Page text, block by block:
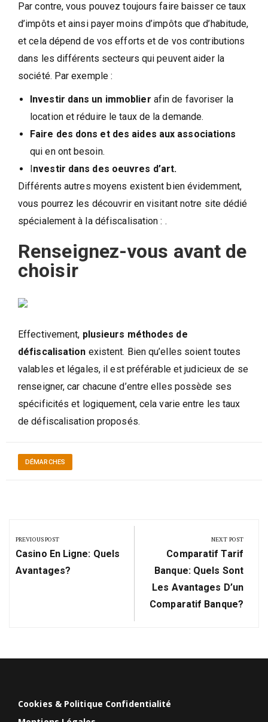
Par contre, vous pouvez toujours faire baisser ce taux
d’impôts et ainsi payer moins d’impôts que d’habitude,
et cela dépend de vos efforts et de vos contributions
dans les différents secteurs qui peuvent aider la
société. Par exemple :
Investir dans un immoblier afin de favoriser la
location et réduire le taux de la demande.
Faire des dons et des aides aux associations
qui en ont besoin.
Investir dans des oeuvres d’art.
Différents autres moyens existent bien évidemment,
vous pourrez les découvrir en visitant notre site dédié
spécialement à la défiscalisation : .
Renseignez-vous avant de
choisir
Effectivement, plusieurs méthodes de
défiscalisation existent. Bien qu’elles soient toutes
valables et légales, il est préférable et judicieux de se
renseigner, car chacune d’entre elles possède ses
spécificités et logiquement, cela varie entre les taux
de défiscalisation proposés.
DÉMARCHES
de
l’article
PREVIOUS POST
Previous
Post:
Casino En Ligne: Quels
Avantages?
NEXT POST
Next
Post:
Comparatif Tarif
Banque: Quels Sont
Les Avantages D’un
Comparatif Banque?
Cookies & Politique Confidentialité